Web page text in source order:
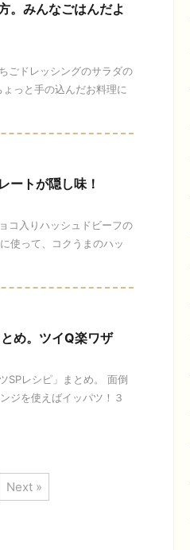
。みんなごはんだよ
ごドレッシングのサラダの
っと手の込んだお料理に
ートが隠し味！
コ入りハッシュドビーフの
使って、コクうまのハッ
め。ツイQ楽ワザ
SPレシピ」まとめ。 面倒
ジを使えばイッパツ！３
Next »